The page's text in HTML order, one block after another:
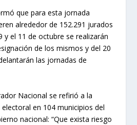
que para esta jornada
alrededor de 152.291 jurados
y el 11 de octubre se realizarán
de los mismos y del 20
las jornadas de
Nacional se refirió a la
en 104 municipios del
nacional: “Que exista riesgo